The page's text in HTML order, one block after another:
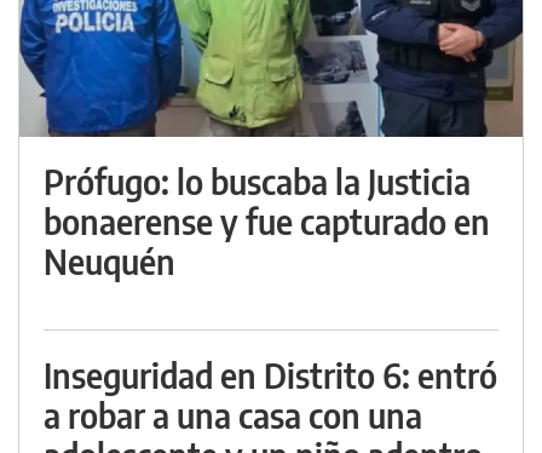
Prófugo: lo buscaba la Justicia
bonaerense y fue capturado en
Neuquén
Inseguridad en Distrito 6: entró
a robar a una casa con una